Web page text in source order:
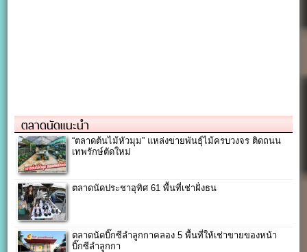
ตลาดนัดแนะนำ
“ตลาดต้นไม้หัวมุม” แหล่งขายพันธุ์ไม้ครบวงจร ติดถนน
เทพรักษ์ตัดใหม่
ตลาดนัดประชาอุทิศ 61 พื้นที่เช่าฝั่งธน
ตลาดนัดบิ๊กซีลำลูกกาคลอง 5 พื้นที่ให้เช่าขายของหน้า
บิ๊กซีลำลูกกา